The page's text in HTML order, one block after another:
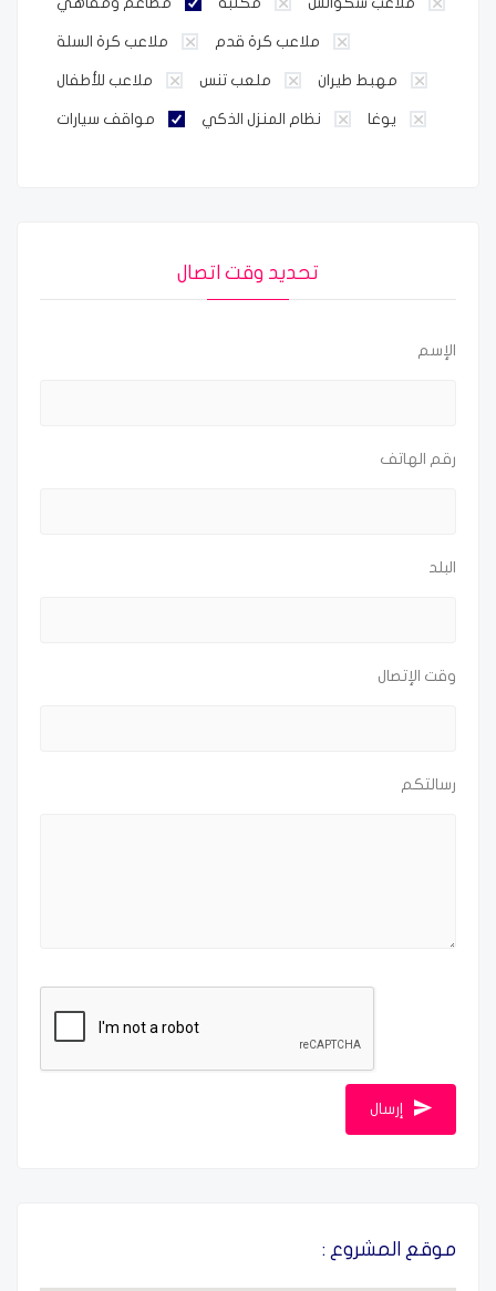
ملاعب كرة السلة ملاعب كرة قدم
ملاعب للأطفال ملعب تنس مهبط طيران
مواقف سيارات نظام المنزل الذكي يوغا
تحديد وقت اتصال
الإسم
رقم الهاتف
البلد
وقت الإتصال
رسالتكم
موقع المشروع :